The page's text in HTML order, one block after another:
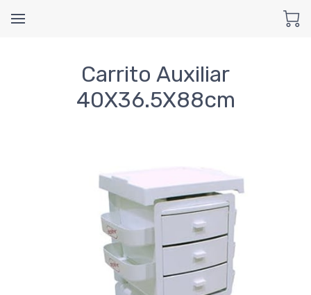
Carrito Auxiliar
40X36.5X88cm